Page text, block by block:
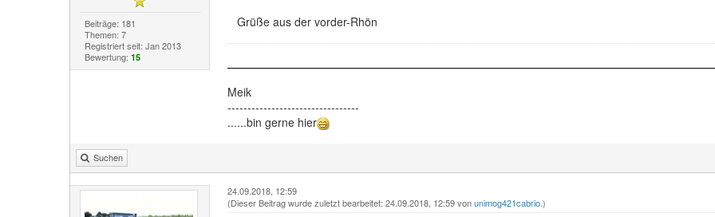
Beiträge: 181
Themen: 7
Registriert seit: Jan 2013
Bewertung: 15
Grüße aus der vorder-Rhön
Meik
---------------------------------
......bin gerne hier
Suchen
24.09.2018, 12:59
(Dieser Beitrag wurde zuletzt bearbeitet: 24.09.2018, 12:59 vonunimog421cabrio.)